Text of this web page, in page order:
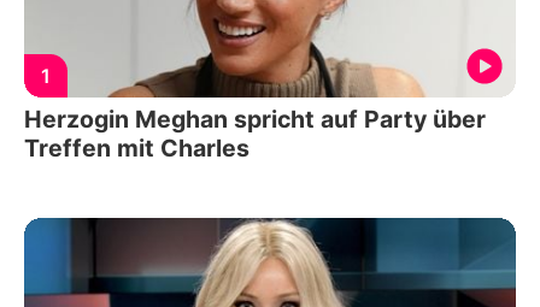
1
Herzogin Meghan spricht auf Party über
Treffen mit Charles